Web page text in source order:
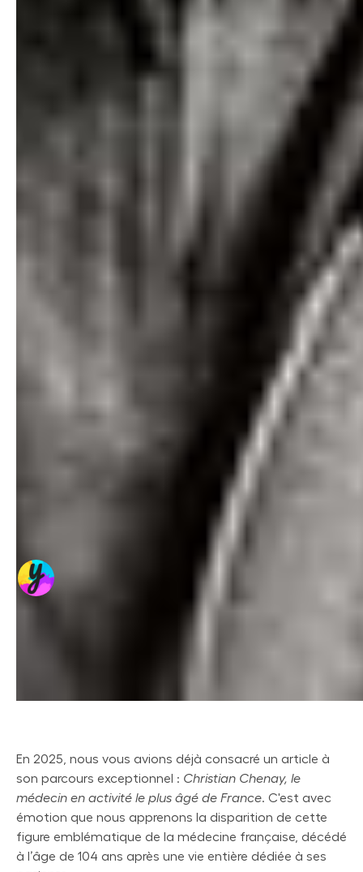
En 2025, nous vous avions déjà consacré un article à
son parcours exceptionnel : Christian Chenay, le
médecin en activité le plus âgé de France. C'est avec
émotion que nous apprenons la disparition de cette
figure emblématique de la médecine française, décédé
à l’âge de 104 ans après une vie entière dédiée à ses